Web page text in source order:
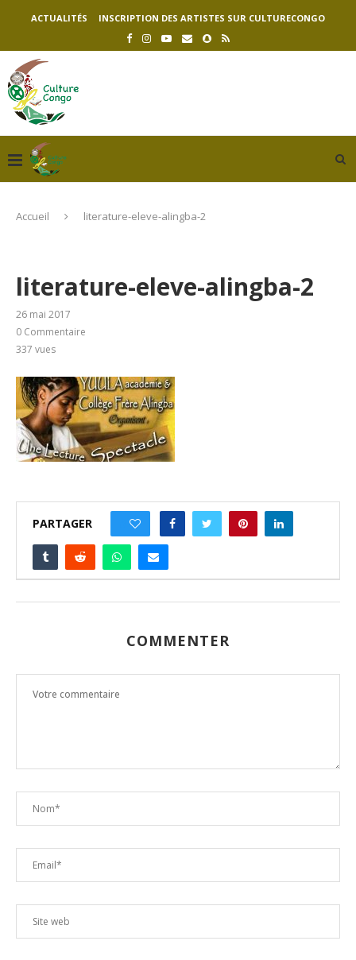
ACTUALITÉS INSCRIPTION DES ARTISTES SUR CULTURECONGO
Accueil literature-eleve-alingba-2
literature-eleve-alingba-2
26 mai 2017
0 Commentaire
337 vues
PARTAGER
COMMENTER